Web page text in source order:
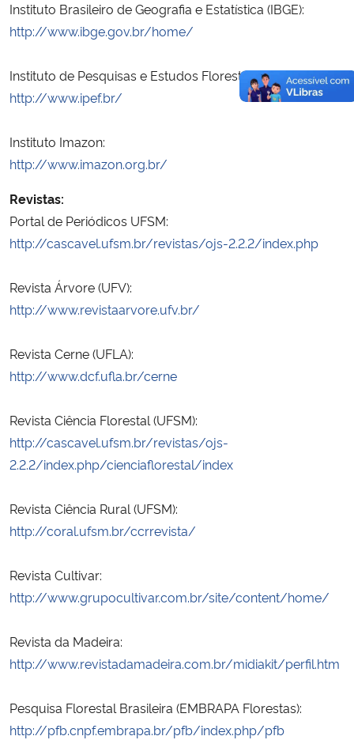
Instituto Brasileiro de Geografia e Estatística (IBGE):
http://www.ibge.gov.br/home/
Instituto de Pesquisas e Estudos Florestais (IPEF):
http://www.ipef.br/
Instituto Imazon:
http://www.imazon.org.br/
Revistas:
Portal de Periódicos UFSM:
http://cascavel.ufsm.br/revistas/ojs-2.2.2/index.php
Revista Árvore (UFV):
http://www.revistaarvore.ufv.br/
Revista Cerne (UFLA):
http://www.dcf.ufla.br/cerne
Revista Ciência Florestal (UFSM):
http://cascavel.ufsm.br/revistas/ojs-
2.2.2/index.php/cienciaflorestal/index
Revista Ciência Rural (UFSM):
http://coral.ufsm.br/ccrrevista/
Revista Cultivar:
http://www.grupocultivar.com.br/site/content/home/
Revista da Madeira:
http://www.revistadamadeira.com.br/midiakit/perfil.htm
Pesquisa Florestal Brasileira (EMBRAPA Florestas):
http://pfb.cnpf.embrapa.br/pfb/index.php/pfb